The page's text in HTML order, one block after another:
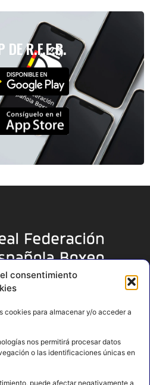
consentimiento
cookies para almacenar y/o acceder a
nos permitirá procesar datos
o las identificaciones únicas en
puede afectar negativamente a
DE R.F.E.B.